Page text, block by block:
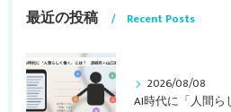
最近の投稿 Recent Posts
2026/08/08